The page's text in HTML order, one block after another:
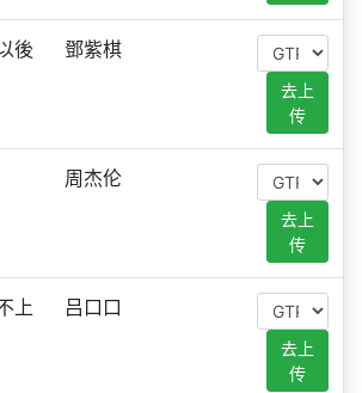
後 鄧紫棋
去上
传
周杰伦
去上
传
上
吕口口
去上
传